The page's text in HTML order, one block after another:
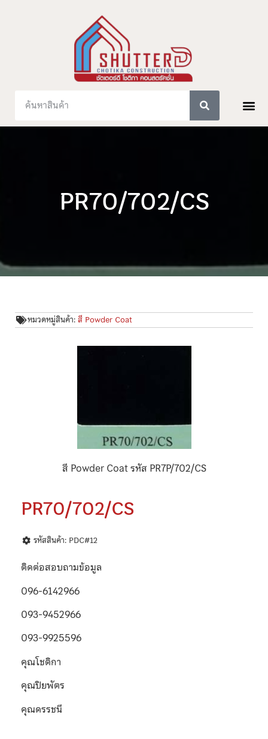
PR70/702/CS
หมวดหมู่สินค้า:สี Powder Coat
สี Powder Coat รหัส PR7P/702/CS
PR70/702/CS
รหัสสินค้า: PDC#12
ติดต่อสอบถามข้อมูล
096-6142966
093-9452966
093-9925596
คุณโชติกา
คุณปิยพัตร
คุณดรรชนี